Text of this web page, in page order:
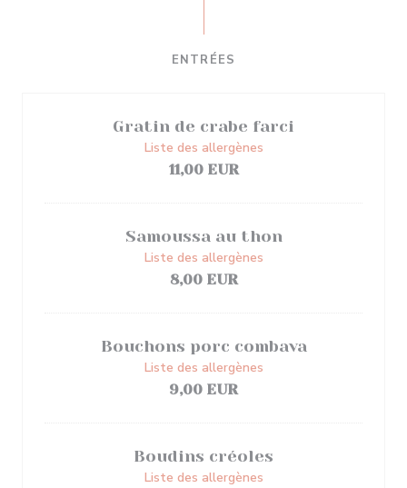
ENTRÉES
Gratin de crabe farci
Liste des allergènes
11,00 EUR
Samoussa au thon
Liste des allergènes
8,00 EUR
Bouchons porc combava
Liste des allergènes
9,00 EUR
Boudins créoles
Liste des allergènes